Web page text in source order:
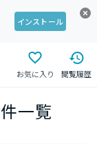
インストール
お気に入り 閲覧履歴
一覧